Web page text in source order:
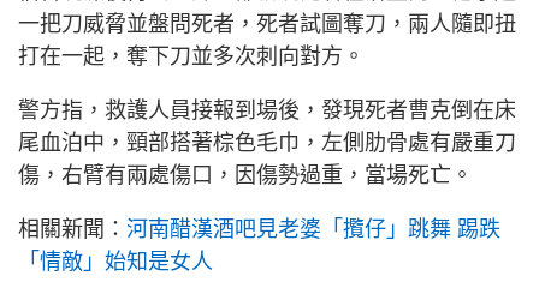
一把刀威脅並盤問死者，死者試圖奪刀，兩人隨即扭
打在一起，奪下刀並多次刺向對方。
警方指，救護人員接報到場後，發現死者曹克倒在床
尾血泊中，頸部搭著棕色毛巾，左側肋骨處有嚴重刀
傷，右臂有兩處傷口，因傷勢過重，當場死亡。
相關新聞： 河南醋漢酒吧見老婆「攬仔」跳舞 踢跌
「情敵」始知是女人